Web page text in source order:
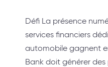
Défi La présence
services financiers
automobile gagnent
Bank doit générer